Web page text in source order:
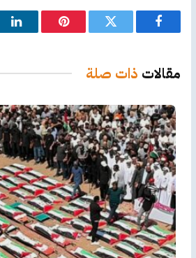
فيسبوك تويتر بينتيريست
مقالات ذات صلة